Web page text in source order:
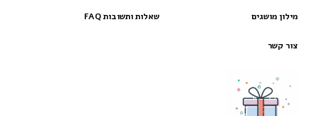
מילון מושגים שאלות ותשובות FAQ
צור קשר